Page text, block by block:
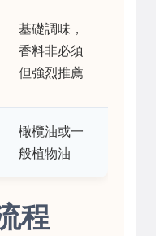
基礎調味，
香料非必須
但強烈推薦
橄欖油或一
般植物油
程